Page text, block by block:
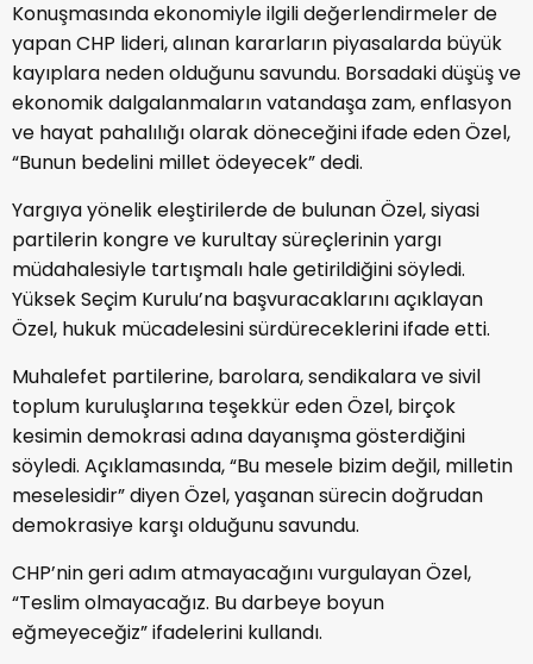
Konuşmasında ekonomiyle ilgili değerlendirmeler de
yapan CHP lideri, alınan kararların piyasalarda büyük
kayıplara neden olduğunu savundu. Borsadaki düşüş ve
ekonomik dalgalanmaların vatandaşa zam, enflasyon
ve hayat pahalılığı olarak döneceğini ifade eden Özel,
“Bunun bedelini millet ödeyecek” dedi.
Yargıya yönelik eleştirilerde de bulunan Özel, siyasi
partilerin kongre ve kurultay süreçlerinin yargı
müdahalesiyle tartışmalı hale getirildiğini söyledi.
Yüksek Seçim Kurulu’na başvuracaklarını açıklayan
Özel, hukuk mücadelesini sürdüreceklerini ifade etti.
Muhalefet partilerine, barolara, sendikalara ve sivil
toplum kuruluşlarına teşekkür eden Özel, birçok
kesimin demokrasi adına dayanışma gösterdiğini
söyledi. Açıklamasında, “Bu mesele bizim değil, milletin
meselesidir” diyen Özel, yaşanan sürecin doğrudan
demokrasiye karşı olduğunu savundu.
CHP’nin geri adım atmayacağını vurgulayan Özel,
“Teslim olmayacağız. Bu darbeye boyun
eğmeyeceğiz” ifadelerini kullandı.